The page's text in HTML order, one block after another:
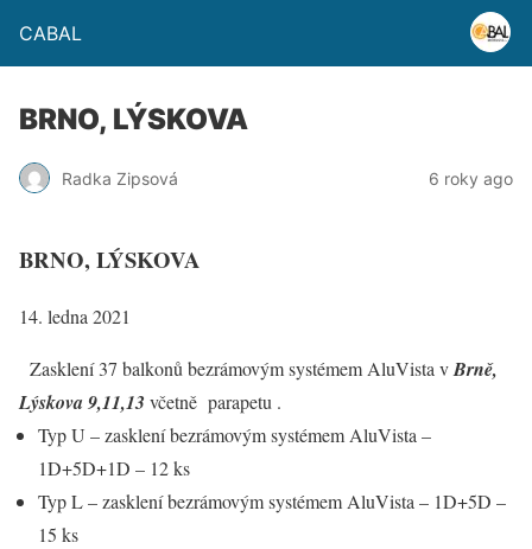
CABAL
BRNO, LÝSKOVA
Radka Zipsová 6 roky ago
BRNO, LÝSKOVA
14. ledna 2021
Zasklení 37 balkonů bezrámovým systémem AluVista vBrně,
Lýskova 9,11,13 včetně parapetu .
Typ U – zasklení bezrámovým systémem AluVista –
1D+5D+1D – 12 ks
Typ L – zasklení bezrámovým systémem AluVista – 1D+5D –
15 ks